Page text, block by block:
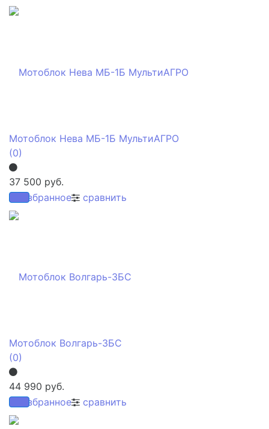
избранное сравнить
Мотоблок Нева МБ-1Б МультиАГРО
(0)
37 500 руб.
избранное сравнить
Мотоблок Волгарь-3БС
(0)
44 990 руб.